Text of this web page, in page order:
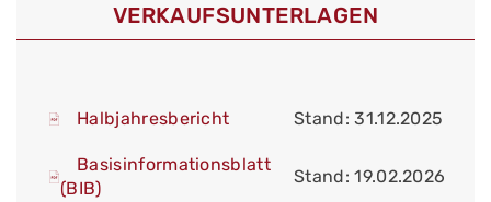
VERKAUFS­UNTERLAGEN
Halbjahresbericht Stand: 31.12.2025
Basisinformationsblatt
(BIB)
Stand: 19.02.2026